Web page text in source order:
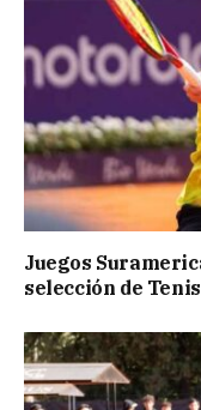
Juegos
selección de Tenis